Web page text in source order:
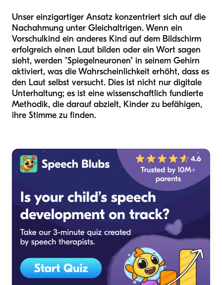
Unser einzigartiger Ansatz konzentriert sich auf die
Nachahmung unter Gleichaltrigen. Wenn ein
Vorschulkind ein anderes Kind auf dem Bildschirm
erfolgreich einen Laut bilden oder ein Wort sagen
sieht, werden "Spiegelneuronen" in seinem Gehirn
aktiviert, was die Wahrscheinlichkeit erhöht, dass es
den Laut selbst versucht. Dies ist nicht nur digitale
Unterhaltung; es ist eine wissenschaftlich fundierte
Methodik, die darauf abzielt, Kinder zu befähigen,
ihre Stimme zu finden.